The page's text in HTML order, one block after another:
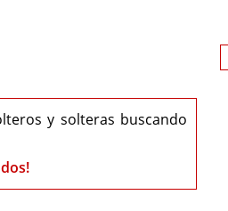
y solteras buscando